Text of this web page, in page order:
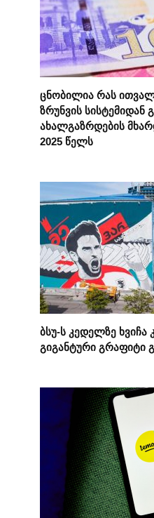
ცნობილია რას
ზრუნვის სისტემიდან
ახალგაზრდების
2025 წელს
ბსუ-ს კედელზე ხვიჩა
გიგანტური გრაფიტი